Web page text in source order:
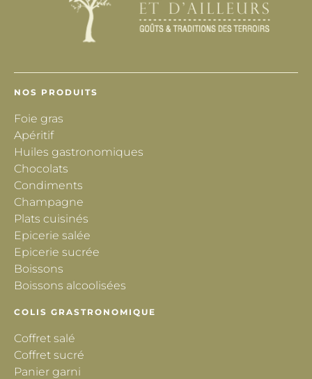
NOS PRODUITS
Foie gras
Apéritif
Huiles gastronomiques
Chocolats
Condiments
Champagne
Plats cuisinés
Epicerie salée
Epicerie sucrée
Boissons
Boissons alcoolisées
COLIS GRASTRONOMIQUE
Coffret salé
Coffret sucré
Panier garni